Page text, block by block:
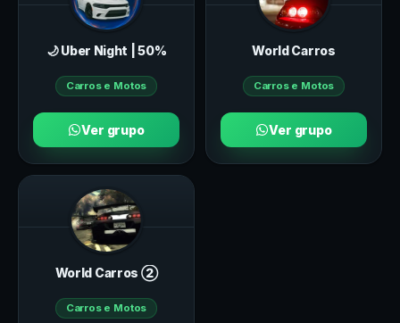
🌙 Uber Night | 50%
Carros e Motos
Ver grupo
World Carros
Carros e Motos
Ver grupo
World Carros ➁
Carros e Motos